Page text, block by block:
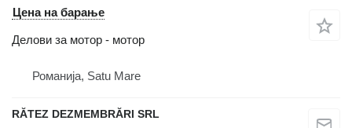
Цена на барање
Делови за мотор - мотор
Романија, Satu Mare
RĂTEZ DEZMEMBRĂRI SRL